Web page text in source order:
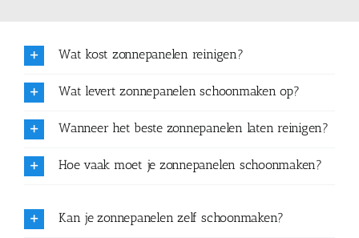
Wat kost zonnepanelen reinigen?
Wat levert zonnepanelen schoonmaken op?
Wanneer het beste zonnepanelen laten reinigen?
Hoe vaak moet je zonnepanelen schoonmaken?
Kan je zonnepanelen zelf schoonmaken?